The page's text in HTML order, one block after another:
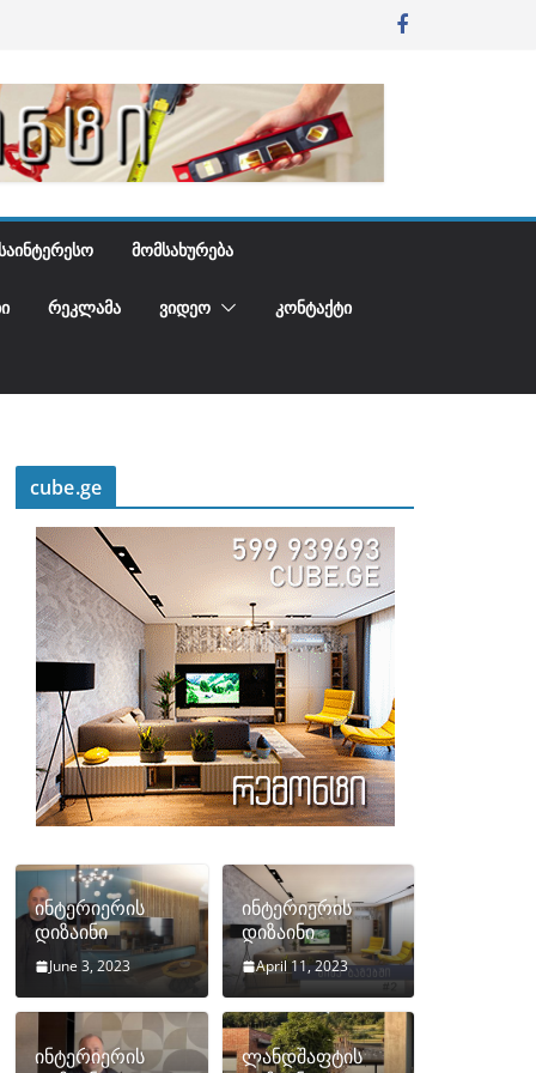
ᲡᲐᲘᲜᲢᲔᲠᲔᲡᲝ ᲛᲝᲛᲡᲐᲮᲣᲠᲔᲑᲐ
ᲠᲔᲙᲚᲐᲛᲐ ᲕᲘᲓᲔᲝ ᲙᲝᲜᲢᲐᲥᲢᲘ
cube.ge
ინტერიერის
დიზაინი
June 3, 2023
ინტერიერის
დიზაინი
April 11, 2023
ინტერიერის
ლანდშაფტის